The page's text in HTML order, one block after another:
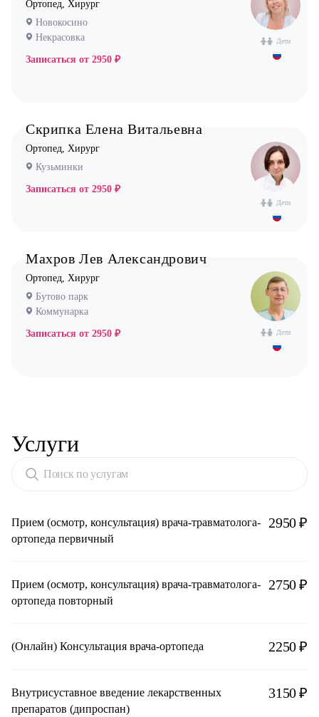
Дети
Ортопед, Хирург
Новокосино
Некрасовка
Записаться от 2950 ₽
Дети
Скрипка Елена Витальевна
Ортопед, Хирург
Кузьминки
Записаться от 2950 ₽
Дети
Махров Лев Александрович
Ортопед, Хирург
Бутово парк
Коммунарка
Записаться от 2950 ₽
Услуги
Поиск по услугам
Прием (осмотр, консультация) врача-травматолога-
ортопеда первичный
2950 ₽
Прием (осмотр, консультация) врача-травматолога-
ортопеда повторный
2750 ₽
(Онлайн) Консультация врача-ортопеда 2250 ₽
Внутрисуставное введение лекарственных
препаратов (дипроспан)
3150 ₽